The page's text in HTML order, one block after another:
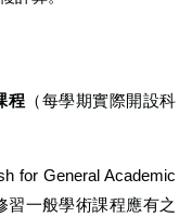
程 （每學期實際開設科
for General Academic
習一般學術課程應有之